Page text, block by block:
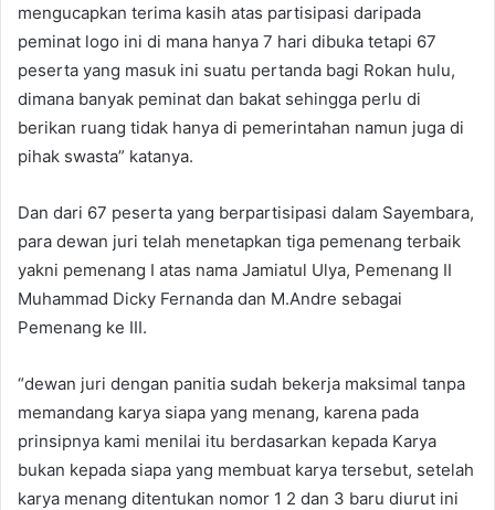
mengucapkan terima kasih atas partisipasi daripada
peminat logo ini di mana hanya 7 hari dibuka tetapi 67
peserta yang masuk ini suatu pertanda bagi Rokan hulu,
dimana banyak peminat dan bakat sehingga perlu di
berikan ruang tidak hanya di pemerintahan namun juga di
pihak swasta” katanya.
Dan dari 67 peserta yang berpartisipasi dalam Sayembara,
para dewan juri telah menetapkan tiga pemenang terbaik
yakni pemenang I atas nama Jamiatul Ulya, Pemenang II
Muhammad Dicky Fernanda dan M.Andre sebagai
Pemenang ke III.
“dewan juri dengan panitia sudah bekerja maksimal tanpa
memandang karya siapa yang menang, karena pada
prinsipnya kami menilai itu berdasarkan kepada Karya
bukan kepada siapa yang membuat karya tersebut, setelah
karya menang ditentukan nomor 1 2 dan 3 baru diurut ini